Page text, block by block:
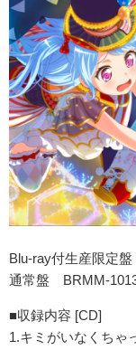
Blu-ray付生産限定
通常盤 BRMM-
■収録内容 [CD]
1.キミがいなくちゃ